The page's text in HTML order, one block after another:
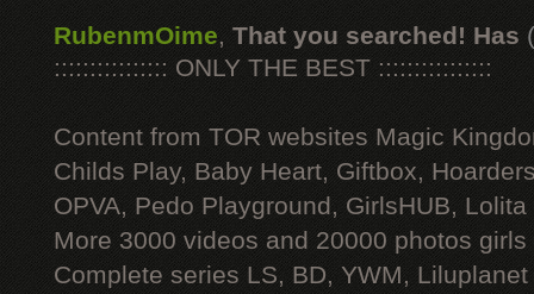
RubenmOime, That you searched! Has
:::::::::::::::: ONLY THE BEST ::::::::::::::::
Content from TOR websites Magic
Childs Play, Baby Heart, Giftbox,
OPVA, Pedo Playground, GirlsHUB, Lolita
More 3000 videos and 20000 photos
Complete series LS, BD, YWM, Liluplanet